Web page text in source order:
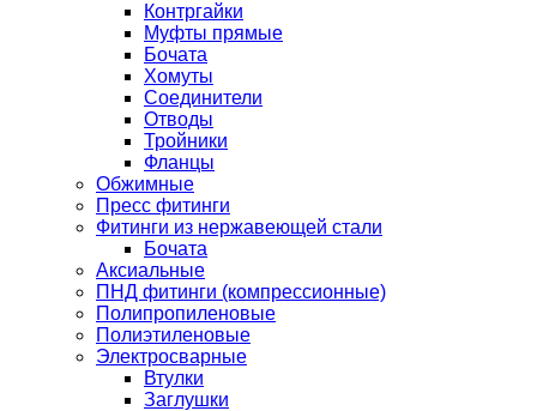
Контргайки
Муфты прямые
Бочата
Хомуты
Соединители
Отводы
Тройники
Фланцы
Обжимные
Пресс фитинги
Фитинги из нержавеющей стали
Бочата
Аксиальные
ПНД фитинги (компрессионные)
Полипропиленовые
Полиэтиленовые
Электросварные
Втулки
Заглушки